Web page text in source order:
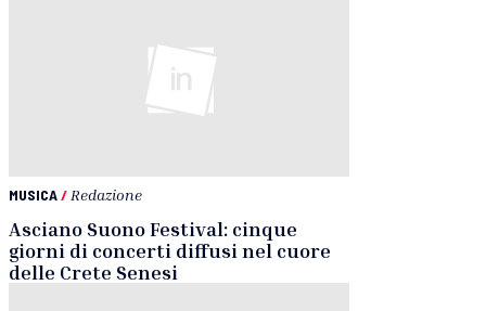
MUSICA/ Redazione
Asciano Suono Festival: cinque
giorni di concerti diffusi nel cuore
delle Crete Senesi